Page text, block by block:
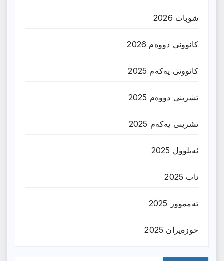
شوبات 2026
کانوونی دووەم 2026
کانوونی یەکەم 2025
تشرینی دووەم 2025
تشرینی یەکەم 2025
ئەیلوول 2025
ئاب 2025
تەممووز 2025
حوزه‌یران 2025